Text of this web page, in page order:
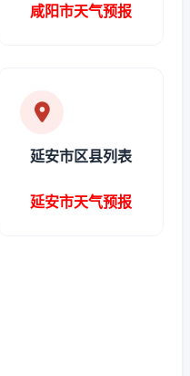
咸阳市天气预报
延安市区县列表
延安市天气预报